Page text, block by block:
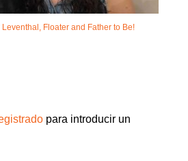
Floater and Father to Be!
para introducir un